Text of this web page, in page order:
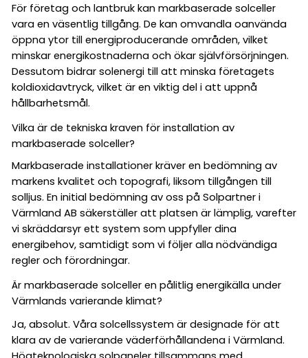
För företag och lantbruk kan markbaserade solceller
vara en väsentlig tillgång. De kan omvandla oanvända
öppna ytor till energiproducerande områden, vilket
minskar energikostnaderna och ökar självförsörjningen.
Dessutom bidrar solenergi till att minska företagets
koldioxidavtryck, vilket är en viktig del i att uppnå
hållbarhetsmål.
Vilka är de tekniska kraven för installation av
markbaserade solceller?
Markbaserade installationer kräver en bedömning av
markens kvalitet och topografi, liksom tillgången till
solljus. En initial bedömning av oss på Solpartner i
Värmland AB säkerställer att platsen är lämplig, varefter
vi skräddarsyr ett system som uppfyller dina
energibehov, samtidigt som vi följer alla nödvändiga
regler och förordningar.
Är markbaserade solceller en pålitlig energikälla under
Värmlands varierande klimat?
Ja, absolut. Våra solcellssystem är designade för att
klara av de varierande väderförhållandena i Värmland.